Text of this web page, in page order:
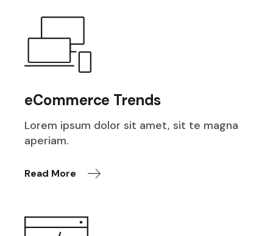
eCommerce Trends
Lorem ipsum dolor sit amet, sit te magna
aperiam.
Read More